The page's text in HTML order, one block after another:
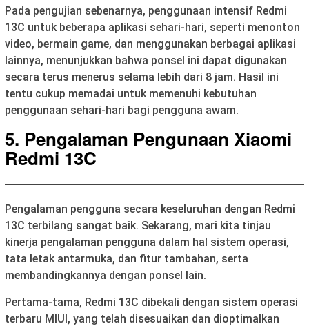
Pada pengujian sebenarnya, penggunaan intensif Redmi
13C untuk beberapa aplikasi sehari-hari, seperti menonton
video, bermain game, dan menggunakan berbagai aplikasi
lainnya, menunjukkan bahwa ponsel ini dapat digunakan
secara terus menerus selama lebih dari 8 jam. Hasil ini
tentu cukup memadai untuk memenuhi kebutuhan
penggunaan sehari-hari bagi pengguna awam.
5. Pengalaman Pengunaan Xiaomi
Redmi 13C
Pengalaman pengguna secara keseluruhan dengan Redmi
13C terbilang sangat baik. Sekarang, mari kita tinjau
kinerja pengalaman pengguna dalam hal sistem operasi,
tata letak antarmuka, dan fitur tambahan, serta
membandingkannya dengan ponsel lain.
Pertama-tama, Redmi 13C dibekali dengan sistem operasi
terbaru MIUI, yang telah disesuaikan dan dioptimalkan